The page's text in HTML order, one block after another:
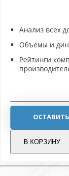
Анализ всех
Объемы и
Рейтинги
В КОРЗИНУ